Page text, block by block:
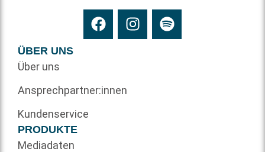
ÜBER UNS
Über uns
Ansprechpartner:innen
Kundenservice
PRODUKTE
Mediadaten